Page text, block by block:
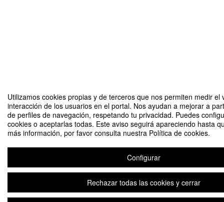
Utilizamos cookies propias y de terceros que nos permiten medir el
interacción de los usuarios en el portal. Nos ayudan a mejorar a
de perfiles de navegación, respetando tu privacidad. Puedes
cookies o aceptarlas todas. Este aviso seguirá apareciendo hasta
más información, por favor consulta nuestra Política de cookies.
Configurar
Rechazar todas las cookies y cerrar